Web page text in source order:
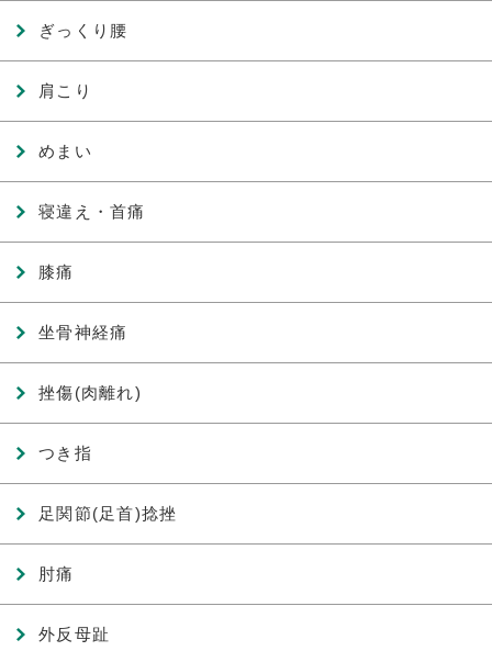
ぎっくり腰
肩こり
めまい
寝違え・首痛
膝痛
坐骨神経痛
挫傷(肉離れ)
つき指
足関節(足首)捻挫
肘痛
外反母趾